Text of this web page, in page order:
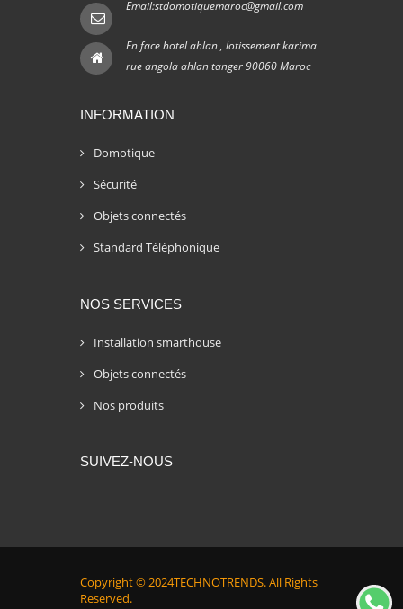
Email:stdomotiquemaroc@gmail.com
En face hotel ahlan , lotissement karima
rue angola ahlan tanger 90060 Maroc
INFORMATION
Domotique
Sécurité
Objets connectés
Standard Téléphonique
NOS SERVICES
Installation smarthouse
Objets connectés
Nos produits
SUIVEZ-NOUS
Copyright © 2024TECHNOTRENDS.All Rights
Reserved.